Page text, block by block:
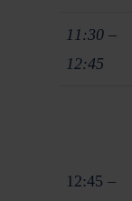
11:30 –
12:45
12:45 –